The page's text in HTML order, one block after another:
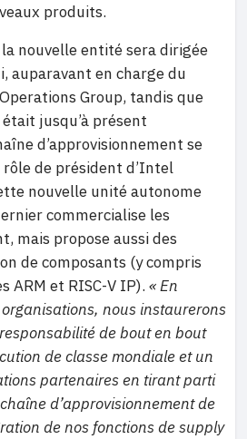
produits.
nouvelle entité sera dirigée
auparavant en charge du
Group, tandis que
jusqu’à présent
d’approvisionnement se
de président d’Intel
nouvelle unité autonome
commercialise les
mais propose aussi des
de composants (y compris
ARM et RISC-V IP). « En
nous instaurerons
de bout en bout
de classe mondiale et un
partenaires en tirant parti
d’approvisionnement de
de nos fonctions de supply